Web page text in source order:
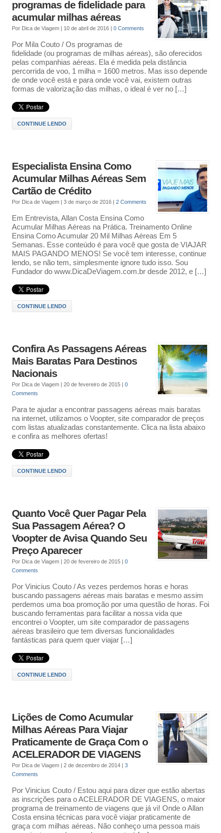
programas de fidelidade para
acumular milhas aéreas
Por Dica de Viagem| 10 de abril de 2016 0 Comments
Por Mila Couto / Os programas de
fidelidade (ou programas de milhas aéreas), são oferecidos
pelas companhias aéreas. Ela é medida pela distância
percorrida de voo, 1 milha = 1600 metros. Mas isso depende
de onde você está e para onde você vai, existem outras
formas de valorização das milhas, o ideal é ver no […]
CONTINUE LENDO
Especialista Ensina Como
Acumular Milhas Aéreas Sem
Cartão de Crédito
Por Dica de Viagem| 3 de março de 2016 2 Comments
Em Entrevista, Allan Costa Ensina Como
Acumular Milhas Aéreas na Prática. Treinamento Online
Ensina Como Acumular 20 Mil Milhas Aéreas Em 5
Semanas. Esse conteúdo é para você que gosta de VIAJAR
MAIS PAGANDO MENOS! Se você tem interesse, continue
lendo, se não tem, simplesmente ignore tudo isso. Sou
Fundador do www.DicaDeViagem.com.br desde 2012, e […]
CONTINUE LENDO
Confira As Passagens Aéreas
Mais Baratas Para Destinos
Nacionais
Por Dica de Viagem| 20 de fevereiro de 2015
0
Comments
Para te ajudar a encontrar passagens aéreas mais baratas
na internet, utilizamos o Voopter, site comparador de preços
com listas atualizadas constantemente. Clica na lista abaixo
e confira as melhores ofertas!
CONTINUE LENDO
Quanto Você Quer Pagar Pela
Sua Passagem Aérea? O
Voopter de Avisa Quando Seu
Preço Aparecer
Por Dica de Viagem| 20 de fevereiro de 2015
0
Comments
Por Vinicius Couto / As vezes perdemos horas e horas
buscando passagens aéreas mais baratas e mesmo assim
perdemos uma boa promoção por uma questão de horas. Foi
buscando ferramentas para facilitar a nossa vida que
encontrei o Voopter, um site comparador de passagens
aéreas brasileiro que tem diversas funcionalidades
fantásticas para quem quer viajar […]
CONTINUE LENDO
Lições de Como Acumular
Milhas Aéreas Para Viajar
Praticamente de Graça Com o
ACELERADOR DE VIAGENS
Por Dica de Viagem| 2 de dezembro de 2014
3
Comments
Por Vinicius Couto / Estou aqui para dizer que estão abertas
as inscrições para o ACELERADOR DE VIAGENS, o maior
programa de treinamento de viagens que já vi! Onde o Allan
Costa ensina técnicas para você viajar praticamente de
graça com milhas aéreas. Não conheço uma pessoa mais